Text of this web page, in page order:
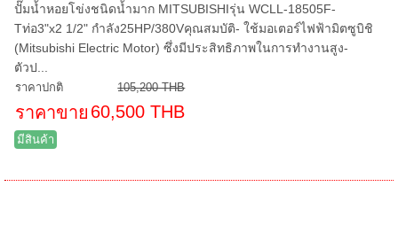
ปั๊มน้ำหอยโข่งชนิดน้ำมาก MITSUBISHIรุ่น WCLL-18505F-
Tท่อ3"x2 1/2" กำลัง25HP/380Vคุณสมบัติ- ใช้มอเตอร์ไฟฟ้ามิตซูบิชิ
(Mitsubishi Electric Motor) ซึ่งมีประสิทธิภาพในการทำงานสูง-
ตัวป...
ราคาปกติ 105,200 THB
ราคาขาย 60,500 THB
มีสินค้า